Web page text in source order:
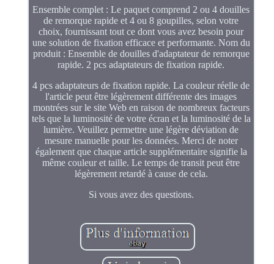
Ensemble complet : Le paquet comprend 2 ou 4 douilles
de remorque rapide et 4 ou 8 goupilles, selon votre
choix, fournissant tout ce dont vous avez besoin pour
une solution de fixation efficace et performante. Nom du
produit : Ensemble de douilles d'adaptateur de remorque
rapide. 2 pcs adaptateurs de fixation rapide.
4 pcs adaptateurs de fixation rapide. La couleur réelle de
l'article peut être légèrement différente des images
montrées sur le site Web en raison de nombreux facteurs
tels que la luminosité de votre écran et la luminosité de la
lumière. Veuillez permettre une légère déviation de
mesure manuelle pour les données. Merci de noter
également que chaque article supplémentaire signifie la
même couleur et taille. Le temps de transit peut être
légèrement retardé à cause de cela.
Si vous avez des questions.